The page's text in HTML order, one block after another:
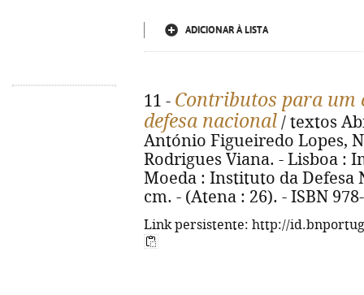
ADICIONAR À LISTA
11 - Contributos para um
defesa nacional / textos
António Figueiredo Lopes,
Rodrigues Viana. - Lisboa :
Moeda : Instituto da Defesa
cm. - (Atena : 26). - ISBN
Link persistente: http://